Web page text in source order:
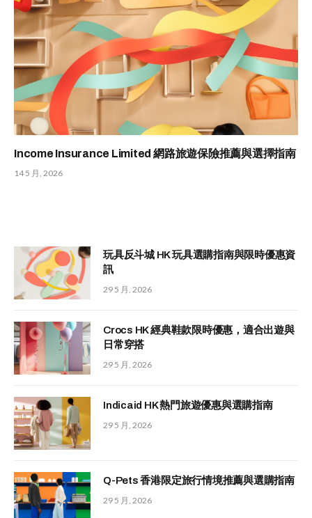
Income Insurance Limited 網路旅遊保險推薦與選擇指南
14 5 月, 2026
玩具反斗城 HK 玩具選購指南與限時優惠資
訊
29 5 月, 2026
Crocs HK 經典鞋款限時優惠，適合出遊與
日常穿搭
29 5 月, 2026
Indicaid HK 熱門旅遊優惠與選購指南
29 5 月, 2026
Q-Pets 香港限定旅行情境推薦與選購指南
29 5 月, 2026